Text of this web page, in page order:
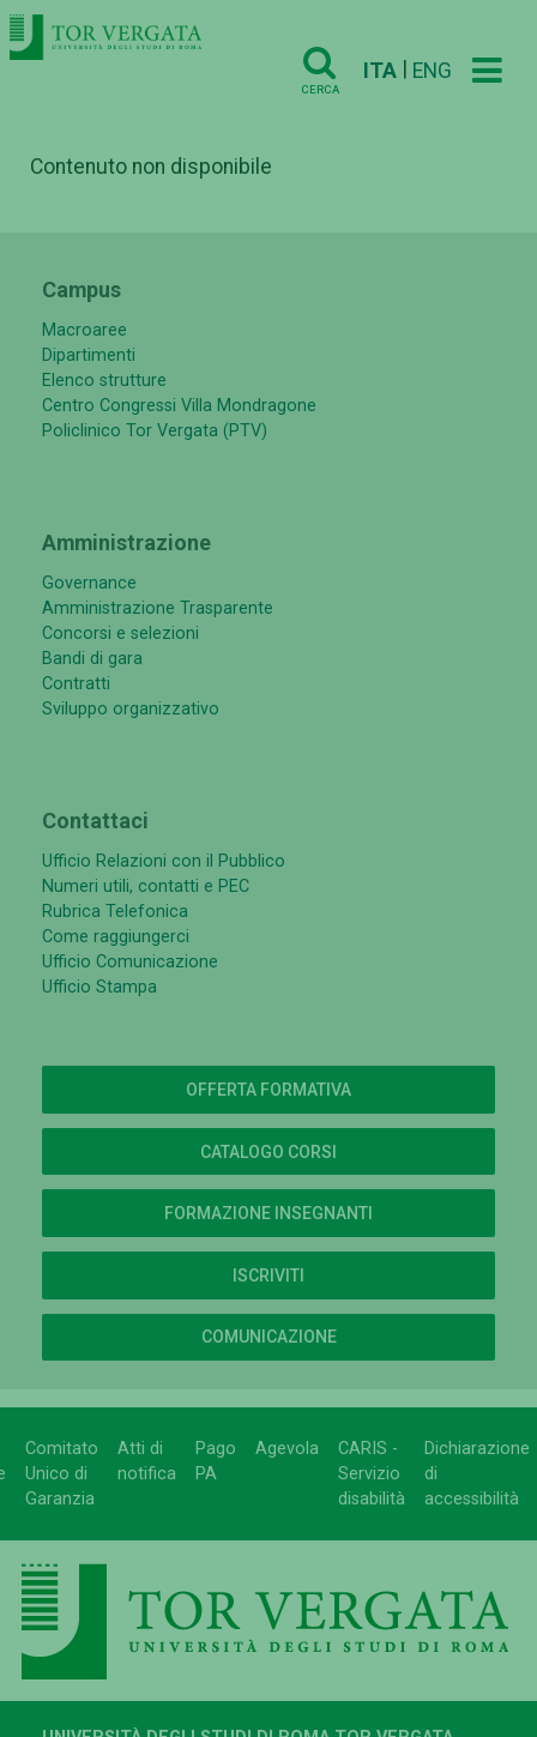
CERCA
ITA ENG
Contenuto non disponibile
Campus
Macroaree
Dipartimenti
Elenco strutture
Centro Congressi Villa Mondragone
Policlinico Tor Vergata (PTV)
Amministrazione
Governance
Amministrazione Trasparente
Concorsi e selezioni
Bandi di gara
Contratti
Sviluppo organizzativo
Contattaci
Ufficio Relazioni con il Pubblico
Numeri utili, contatti e PEC
Rubrica Telefonica
Come raggiungerci
Ufficio Comunicazione
Ufficio Stampa
OFFERTA FORMATIVA
CATALOGO CORSI
FORMAZIONE INSEGNANTI
ISCRIVITI
COMUNICAZIONE
Comitato
Unico di
Garanzia
Atti di
notifica
Pago
PA
Agevola
CARIS -
Servizio
disabilità
Dichiarazione
di
accessibilità